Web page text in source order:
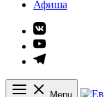
Афиша
Элемент
меню
Элемент
меню
Элемент
Menu